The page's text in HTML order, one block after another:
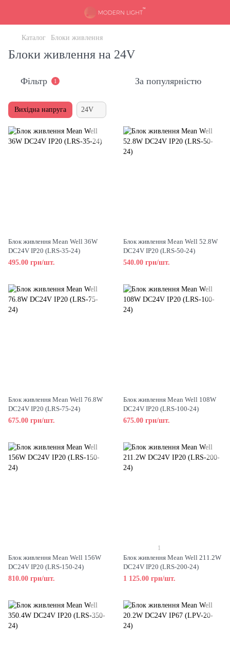
Каталог Блоки живлення
Блоки живлення на 24V
Фільтр 1 За популярністю
Вихідна напруга 24V
Блок живлення Mean Well 36W
DC24V IP20 (LRS-35-24)
495.00 грн/шт.
Блок живлення Mean Well 52.8W
DC24V IP20 (LRS-50-24)
540.00 грн/шт.
Блок живлення Mean Well 76.8W
DC24V IP20 (LRS-75-24)
675.00 грн/шт.
Блок живлення Mean Well 108W
DC24V IP20 (LRS-100-24)
675.00 грн/шт.
Блок живлення Mean Well 156W
DC24V IP20 (LRS-150-24)
810.00 грн/шт.
1
Блок живлення Mean Well 211.2W
DC24V IP20 (LRS-200-24)
1 125.00 грн/шт.